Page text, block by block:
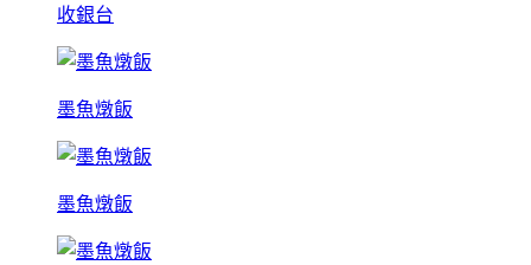
收銀台
墨魚燉飯
墨魚燉飯